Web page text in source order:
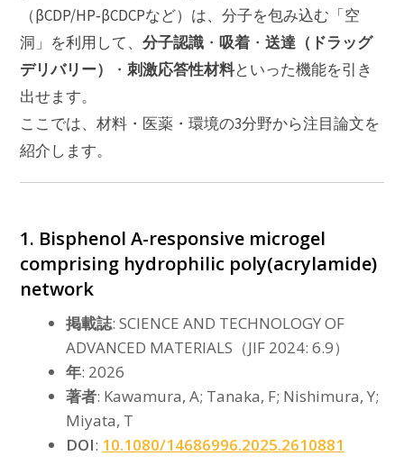
（βCDP/HP‑βCDCPなど）は、分子を包み込む「空
洞」を利用して、 分子認識 ・ 吸着 ・ 送達（ドラッグ
デリバリー）
・ 刺激応答性材料といった機能を引き
出せます。
ここでは、材料・医薬・環境の3分野から注目論文を
紹介します。
1. Bisphenol A-responsive microgel
comprising hydrophilic poly(acrylamide)
network
掲載誌: SCIENCE AND TECHNOLOGY OF
ADVANCED MATERIALS（JIF 2024: 6.9）
年: 2026
著者: Kawamura, A; Tanaka, F; Nishimura, Y;
Miyata, T
DOI: 10.1080/14686996.2025.2610881